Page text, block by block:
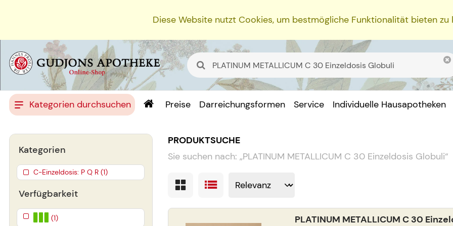
Diese Website nutzt Cookies, um bestmögliche Funktionalität bieten zu
Kategorien durchsuchen Preise Darreichungsformen Service Individuelle Hausapotheken
PRODUKTSUCHE
Sie suchen nach: „PLATINUM METALLICUM C 30 Einzeldosis Globuli“
PLATINUM METALLICUM C 30
Verfügbarkeit
(1)
Kategorien
C-Einzeldosis: P Q R (1)